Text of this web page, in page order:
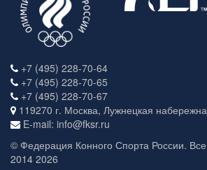
+7 (495) 228-70-64
+7 (495) 228-70-65
+7 (495) 228-70-67
119270 г. Москва, Лужнецкая
E-mail: info@fksr.ru
© Федерация Конного Спорта России.
2014 2026